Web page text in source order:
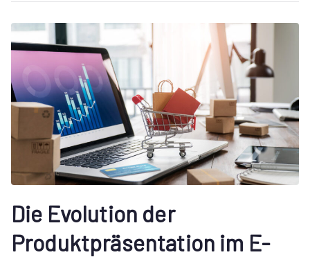
Die Evolution der
Produktpräsentation im E-